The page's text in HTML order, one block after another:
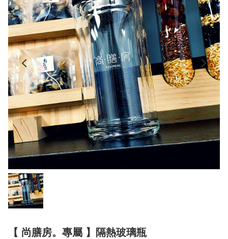
【 尚膳房。專屬 】隔熱玻璃瓶